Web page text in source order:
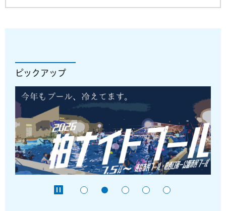
ピックアップ